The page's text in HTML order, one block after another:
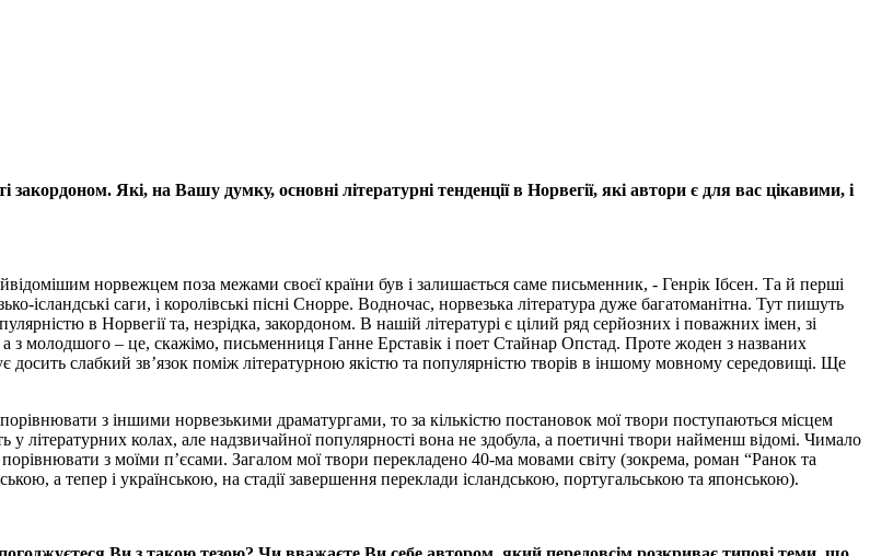
закордоном. Які, на Вашу думку, основні літературні тенденції в Норвегії, які автори є для вас цікавими, і
норвежцем поза межами своєї країни був і залишається саме письменник, - Генрік Ібсен. Та й перші
ісландські саги, і королівські пісні Снорре. Водночас, норвезька література дуже багатоманітна. Тут пишуть
в Норвегії та, незрідка, закордоном. В нашій літературі є цілий ряд серйозних і поважних імен, зі
з молодшого – це, скажімо, письменниця Ганне Ерставік і поет Стайнар Опстад. Проте жоден з названих
досить слабкий зв’язок поміж літературною якістю та популярністю творів в іншому мовному середовищі. Ще
з іншими норвезькими драматургами, то за кількістю постановок мої твори поступаються місцем
колах, але надзвичайної популярності вона не здобула, а поетичні твори найменш відомі. Чимало
з моїми п’єсами. Загалом мої твори перекладено 40-ма мовами світу (зокрема, роман “Ранок та
а тепер і українською, на стадії завершення переклади ісландською, португальською та японською).